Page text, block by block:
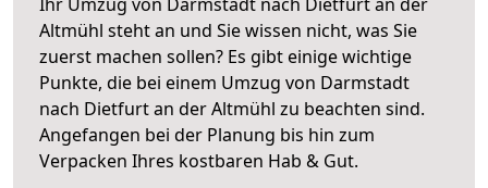
Altmühl steht an und Sie wissen nicht, was Sie
zuerst machen sollen? Es gibt einige wichtige
Punkte, die bei einem Umzug von Darmstadt
nach Dietfurt an der Altmühl zu beachten sind.
Angefangen bei der Planung bis hin zum
Verpacken Ihres kostbaren Hab & Gut.